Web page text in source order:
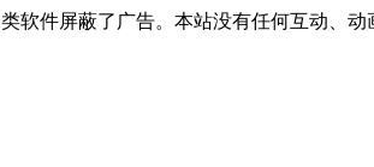
类软件屏蔽了广告。本站没有任何互动、